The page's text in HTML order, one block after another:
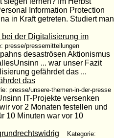
Information Protection
in Kraft getreten. Studiert man
der Digitalisierung im
presse/pressemitteilungen
desaströsen Aktionismus
... war unser Fazit
gefährdet das ...
das
presse/unsere-themen-in-der-presse
IT-Projekte versenken
vor 2 Monaten festellen und
10 Minuten war vor 10
Kategorie: